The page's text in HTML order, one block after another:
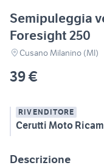
Semipuleggia
Foresight 250
Cusano Milanino (MI)
39 €
RIVENDITORE
Cerutti Moto
Descrizione